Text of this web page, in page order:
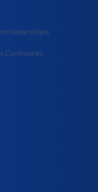
Universitário
Curriculares